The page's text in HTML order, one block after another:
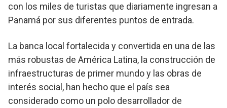
con los miles de turistas que diariamente ingresan a
Panamá por sus diferentes puntos de entrada.
La banca local fortalecida y convertida en una de las
más robustas de América Latina, la construcción de
infraestructuras de primer mundo y las obras de
interés social, han hecho que el país sea
considerado como un polo desarrollador de